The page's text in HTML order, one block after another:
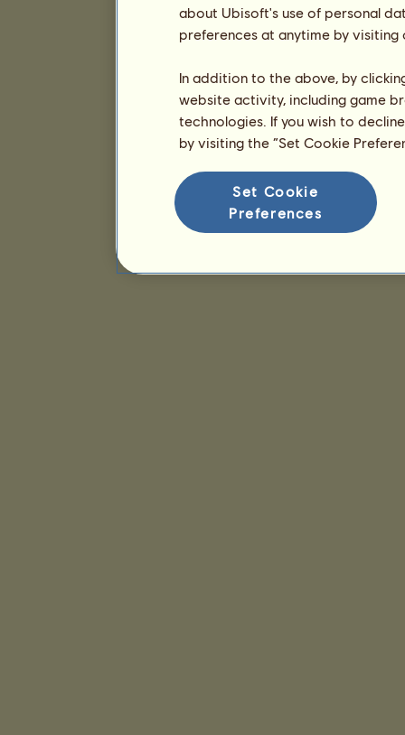
about Ubisoft's use of personal
preferences at anytime by
In addition to the above, by
website activity, including game
technologies. If you wish to
by visiting the “Set Cookie
Set Cookie
Preferences